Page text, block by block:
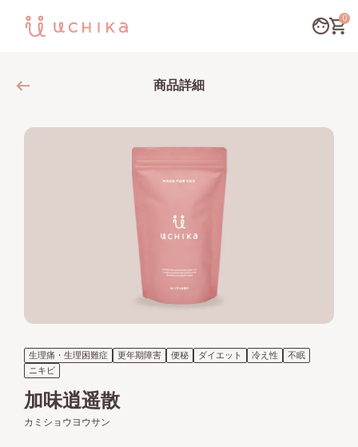
0
商品詳細
生理痛・生理困難症 更年期障害 便秘 ダイエット 冷え性
不眠
ニキビ
加味逍遥散
カミショウヨウサン